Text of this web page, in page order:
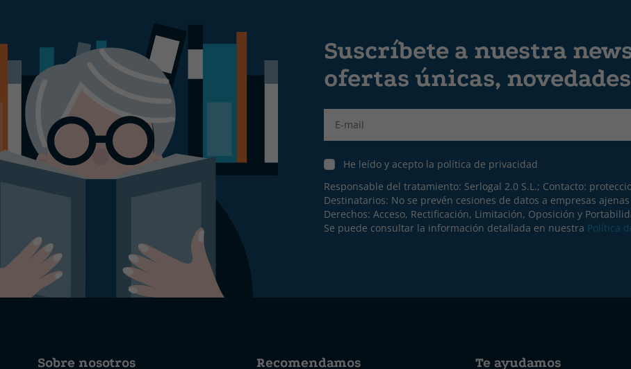
Suscríbete a nuestra
ofertas únicas,
He leído y acepto la política de privacidad
Responsable del tratamiento: Serlogal 2.0 S.L.; Contacto:
Destinatarios: No se prevén cesiones de datos a empresas
Derechos: Acceso, Rectificación, Limitación, Oposición y
Se puede consultar la información detallada en nuestra Política
Sobre nosotros Recomendamos Te ayudamos